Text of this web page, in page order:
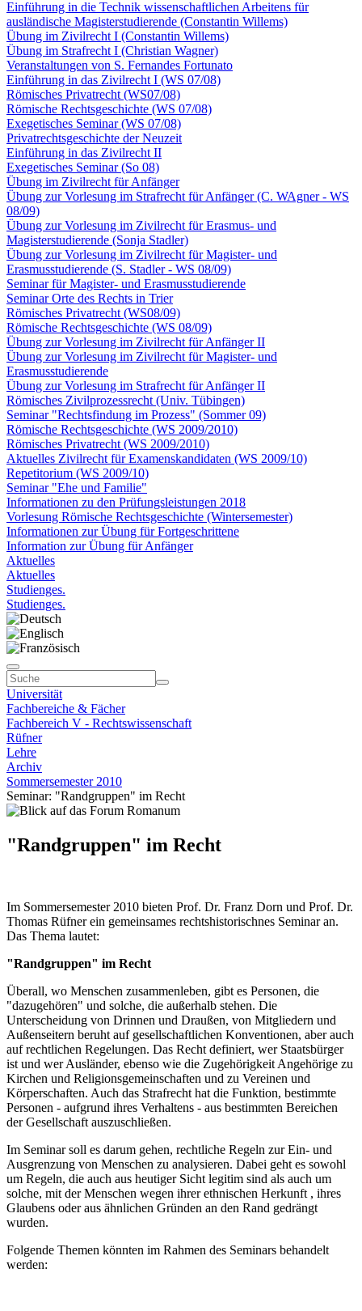
Einführung in die Technik wissenschaftlichen Arbeitens für
ausländische Magisterstudierende (Constantin Willems)
Übung im Zivilrecht I (Constantin Willems)
Übung im Strafrecht I (Christian Wagner)
Veranstaltungen von S. Fernandes Fortunato
Einführung in das Zivilrecht I (WS 07/08)
Römisches Privatrecht (WS07/08)
Römische Rechtsgeschichte (WS 07/08)
Exegetisches Seminar (WS 07/08)
Privatrechtsgeschichte der Neuzeit
Einführung in das Zivilrecht II
Exegetisches Seminar (So 08)
Übung im Zivilrecht für Anfänger
Übung zur Vorlesung im Strafrecht für Anfänger (C. WAgner - WS
08/09)
Übung zur Vorlesung im Zivilrecht für Erasmus- und
Magisterstudierende (Sonja Stadler)
Übung zur Vorlesung im Zivilrecht für Magister- und
Erasmusstudierende (S. Stadler - WS 08/09)
Seminar für Magister- und Erasmusstudierende
Seminar Orte des Rechts in Trier
Römisches Privatrecht (WS08/09)
Römische Rechtsgeschichte (WS 08/09)
Übung zur Vorlesung im Zivilrecht für Anfänger II
Übung zur Vorlesung im Zivilrecht für Magister- und
Erasmusstudierende
Übung zur Vorlesung im Strafrecht für Anfänger II
Römisches Zivilprozessrecht (Univ. Tübingen)
Seminar "Rechtsfindung im Prozess" (Sommer 09)
Römische Rechtsgeschichte (WS 2009/2010)
Römisches Privatrecht (WS 2009/2010)
Aktuelles Zivilrecht für Examenskandidaten (WS 2009/10)
Repetitorium (WS 2009/10)
Seminar "Ehe und Familie"
Informationen zu den Prüfungsleistungen 2018
Vorlesung Römische Rechtsgeschichte (Wintersemester)
Informationen zur Übung für Fortgeschrittene
Information zur Übung für Anfänger
Aktuelles
Aktuelles
Studienges.
Studienges.
Universität
Fachbereiche & Fächer
Fachbereich V - Rechtswissenschaft
Rüfner
Lehre
Archiv
Sommersemester 2010
Seminar: "Randgruppen" im Recht
"Randgruppen" im Recht
Im Sommersemester 2010 bieten Prof. Dr. Franz Dorn und Prof. Dr.
Thomas Rüfner ein gemeinsames rechtshistorischnes Seminar an.
Das Thema lautet:
"Randgruppen" im Recht
Überall, wo Menschen zusammenleben, gibt es Personen, die
"dazugehören" und solche, die außerhalb stehen. Die
Unterscheidung von Drinnen und Draußen, von Mitgliedern und
Außenseitern beruht auf gesellschaftlichen Konventionen, aber auch
auf rechtlichen Regelungen. Das Recht definiert, wer Staatsbürger
ist und wer Ausländer, ebenso wie die Zugehörigkeit Angehörige zu
Kirchen und Religionsgemeinschaften und zu Vereinen und
Körperschaften. Auch das Strafrecht hat die Funktion, bestimmte
Personen - aufgrund ihres Verhaltens - aus bestimmten Bereichen
der Gesellschaft auszuschließen.
Im Seminar soll es darum gehen, rechtliche Regeln zur Ein- und
Ausgrenzung von Menschen zu analysieren. Dabei geht es sowohl
um Regeln, die auch aus heutiger Sicht legitim sind als auch um
solche, mit der Menschen wegen ihrer ethnischen Herkunft , ihres
Glaubens oder aus ähnlichen Gründen an den Rand gedrängt
wurden.
Folgende Themen könnten im Rahmen des Seminars behandelt
werden: